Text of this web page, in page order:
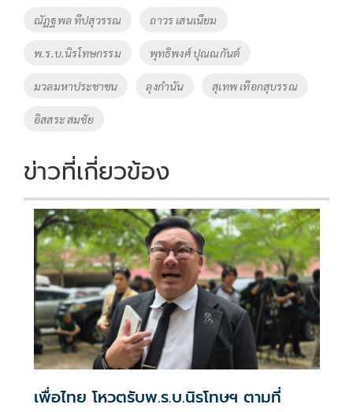
k k
ณัฏฐพล ทีปสุวรรณ ถาวร เสนเนียม
พ.ร.บ.นิรโทษกรรม พุทธิพงศ์ ปุณณกันต์
มวลมหาประชาชน ลุงกำนัน สุเทพ เทือกสุบรรณ
อิสสระ สมชัย
ข่าวที่เกี่ยวข้อง
เพื่อไทย โหวตรับพ.ร.บ.นิรโทษฯ ตามที่